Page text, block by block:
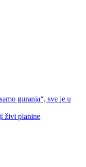
guranja“, sve je u
živi planine